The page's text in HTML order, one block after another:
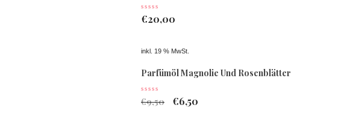
€20,00
inkl. 19 % MwSt.
Parfümöl Magnolie Und Rosenblätter
€9,50 €6,50